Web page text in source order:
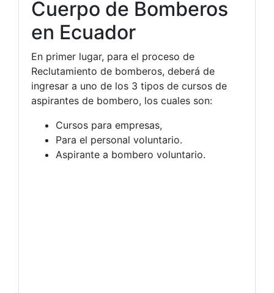
Cuerpo de Bomberos
en Ecuador
En primer lugar, para el proceso de
Reclutamiento de bomberos, deberá de
ingresar a uno de los 3 tipos de cursos de
aspirantes de bombero, los cuales son:
Cursos para empresas,
Para el personal voluntario.
Aspirante a bombero voluntario.